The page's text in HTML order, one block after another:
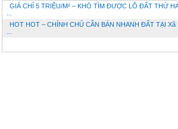
GIÁ CHỈ 5 TRIỆU/M² – KHÓ TÌM ĐƯỢC LÔ ĐẤT THỨ
HOT HOT – CHÍNH CHỦ CẦN BÁN NHANH ĐẤT TẠI